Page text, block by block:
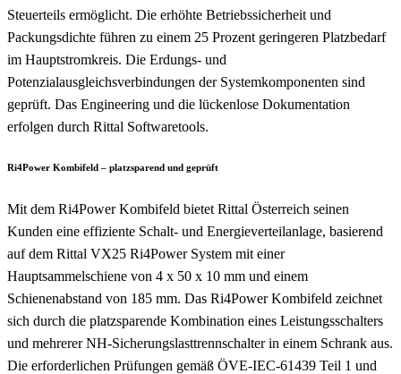
Steuerteils ermöglicht. Die erhöhte Betriebssicherheit und
Packungsdichte führen zu einem 25 Prozent geringeren Platzbedarf
im Hauptstromkreis. Die Erdungs- und
Potenzialausgleichsverbindungen der Systemkomponenten sind
geprüft. Das Engineering und die lückenlose Dokumentation
erfolgen durch Rittal Softwaretools.
Ri4Power Kombifeld – platzsparend und geprüft
Mit dem Ri4Power Kombifeld bietet Rittal Österreich seinen
Kunden eine effiziente Schalt- und Energieverteilanlage, basierend
auf dem Rittal VX25 Ri4Power System mit einer
Hauptsammelschiene von 4 x 50 x 10 mm und einem
Schienenabstand von 185 mm. Das Ri4Power Kombifeld zeichnet
sich durch die platzsparende Kombination eines Leistungsschalters
und mehrerer NH-Sicherungslasttrennschalter in einem Schrank aus.
Die erforderlichen Prüfungen gemäß ÖVE-IEC-61439 Teil 1 und